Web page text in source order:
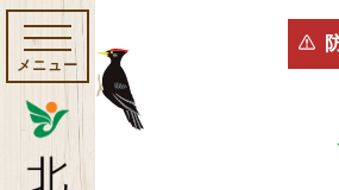
メニュー